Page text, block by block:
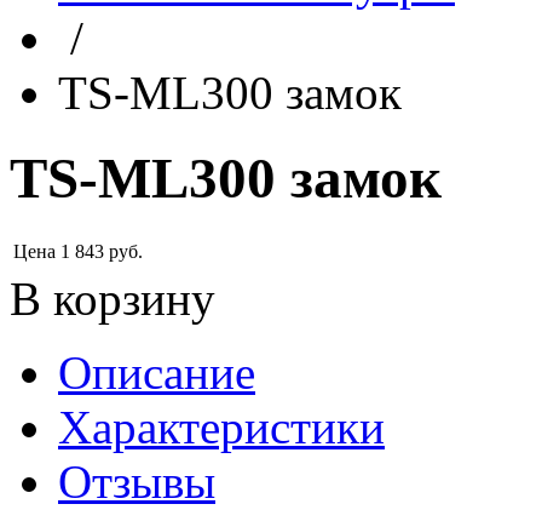
/
TS-ML300 замок
TS-ML300 замок
Цена 1 843 руб.
В корзину
Описание
Характеристики
Отзывы